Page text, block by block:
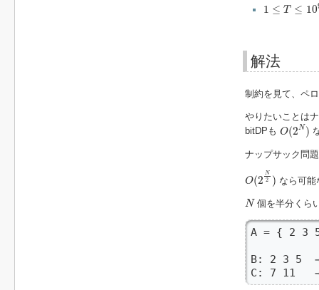
1 ≤ T ≤ 10
1 T ≤10 9
解法
制約を見て、ペ
やりたいことは
bitDPも O(2N )
O(2N)
ナップサック問
O(2
N
2 )
N
なら可能
N
N個を半分くら
A = { 2 3
B: 2 3 5  →
C: 7 11   →